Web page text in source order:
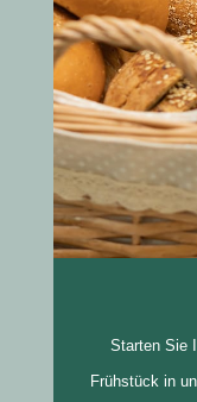
Starten Sie
Frühstück in